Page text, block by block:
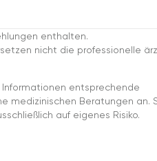
enthalten.
nicht die professionelle
entsprechende
medizinischen Beratungen an.
auf eigenes Risiko.